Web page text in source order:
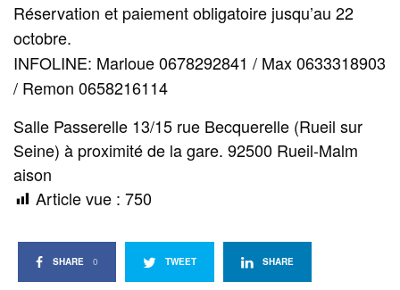
Réservation et paiement obligatoire jusqu’au 22
octobre.
INFOLINE: Marloue 0678292841 / Max 0633318903
/ Remon 0658216114
Salle Passerelle 13/15 rue Becquerelle (Rueil sur
Seine) à proximité de la gare. 92500 Rueil-Malm
aison
Article vue : 750
SHARE 0 TWEET SHARE